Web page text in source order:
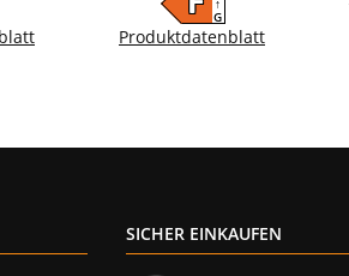
↑
G
Produktdatenblatt
SICHER EINKAUFEN